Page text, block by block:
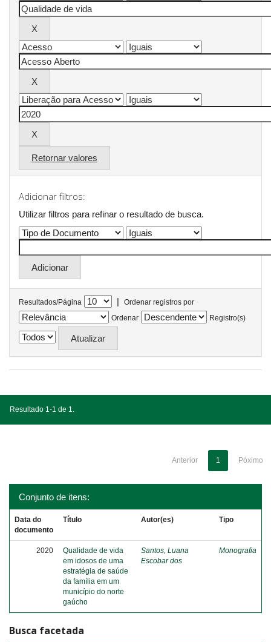
Retornar valores
Adicionar filtros:
Utilizar filtros para refinar o resultado de busca.
Resultados/Página |
Ordenar registros por
Ordenar
Registro(s)
Resultado 1-1 de 1.
Anterior 1 Póximo
Conjunto de itens:
Data do
documento
Título Autor(es) Tipo
2020
Qualidade de vida
em idosos de uma
estratégia de saúde
da família em um
município do norte
gaúcho
Santos, Luana
Escobar dos
Monografia
Busca facetada